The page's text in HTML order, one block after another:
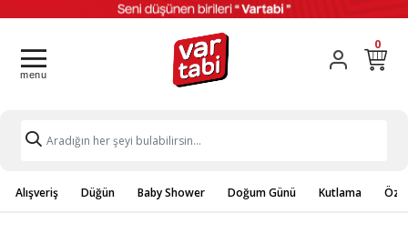
0
Alışveriş Düğün Baby Shower Doğum Günü Kutlama